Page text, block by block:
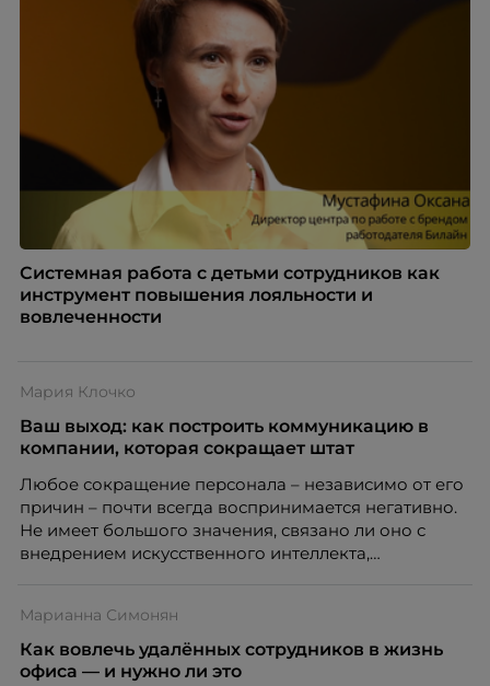
Системная работа с детьми сотрудников как
инструмент повышения лояльности и
вовлеченности
Мария Клочко
Ваш выход: как построить коммуникацию в
компании, которая сокращает штат
Любое сокращение персонала – независимо от его
причин – почти всегда воспринимается негативно.
Не имеет большого значения, связано ли оно с
внедрением искусственного интеллекта,
структуры компании. Для сотрудников сокращения
означают потерю стабильности, а для внешнего
рынка становятся сигналом о возможных
Марианна Симонян
Как вовлечь удалённых сотрудников в жизнь
офиса — и нужно ли это